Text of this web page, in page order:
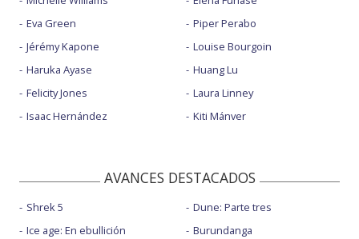
Eva Green
Jérémy Kapone
Haruka Ayase
Felicity Jones
Isaac Hernández
Piper Perabo
Louise Bourgoin
Huang Lu
Laura Linney
Kiti Mánver
AVANCES DESTACADOS
Shrek 5
Ice age: En ebullición
Dune: Parte tres
Burundanga